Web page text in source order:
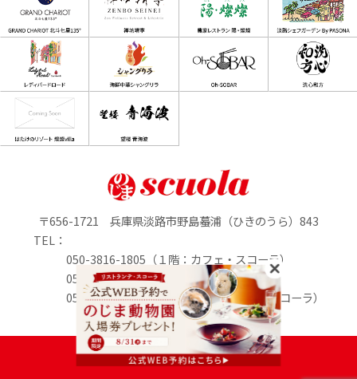
〒656-1721 兵庫県淡路市野島蟇浦（ひきのうら）843
TEL：
050-3816-1805（１階：カフェ・スコーラ）
050-3816-0895（1階：のじまマルシェ）
050-3816-2213（２階：リストランテ・スコーラ）
定休日：水曜日
PASONA GROUP